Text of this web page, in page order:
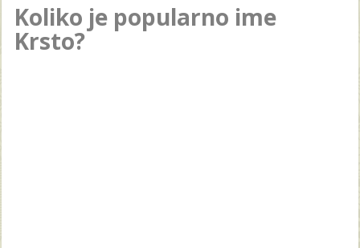
Koliko je popularno ime
Krsto?